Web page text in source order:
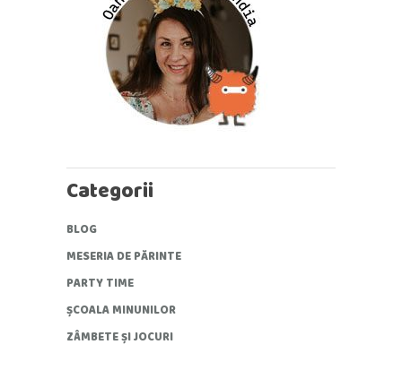
Categorii
BLOG
MESERIA DE PĂRINTE
PARTY TIME
ȘCOALA MINUNILOR
ZÂMBETE ȘI JOCURI